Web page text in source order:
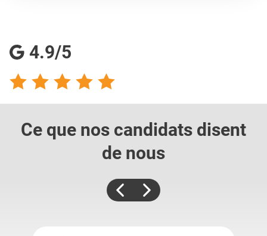
4.9/5
Ce que nos candidats disent
de nous